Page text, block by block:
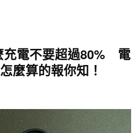
充電不要超過80% 電
麼算的報你知！